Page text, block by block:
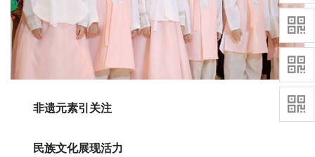
非遗元素引关注
民族文化展现活力